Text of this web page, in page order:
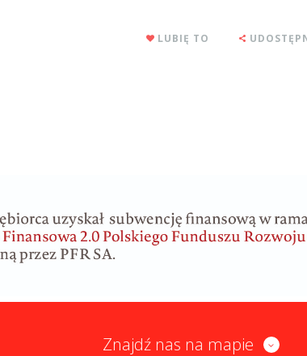
LUBIĘ TO
Znajdź nas na mapie